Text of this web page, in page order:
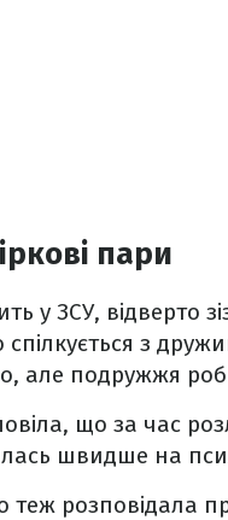
пари
у ЗСУ, відверто
з
але подружжя
що за час
швидше на
теж розповідала